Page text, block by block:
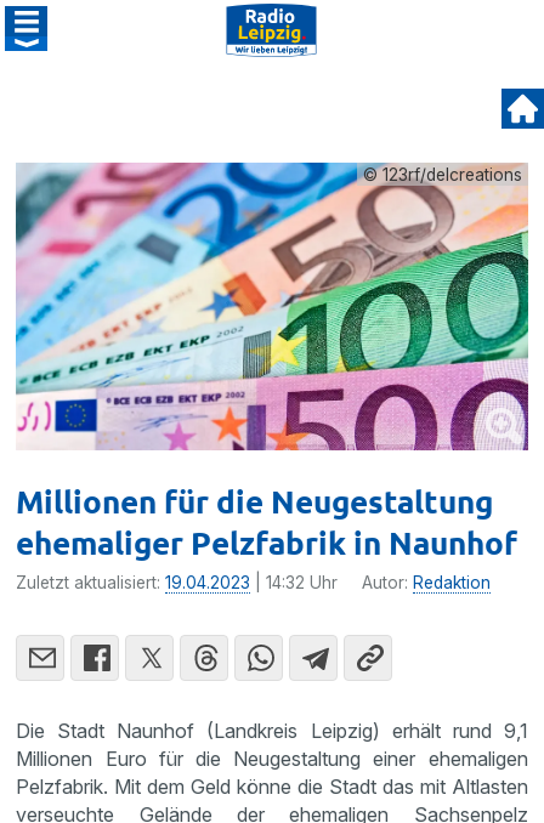
© 123rf/delcreations
Millionen für die Neugestaltung
ehemaliger Pelzfabrik in Naunhof
Zuletzt aktualisiert:19.04.2023 | 14:32 Uhr Autor: Redaktion
Die Stadt Naunhof (Landkreis Leipzig) erhält rund 9,1
Millionen Euro für die Neugestaltung einer ehemaligen
Pelzfabrik. Mit dem Geld könne die Stadt das mit Altlasten
verseuchte Gelände der ehemaligen Sachsenpelz